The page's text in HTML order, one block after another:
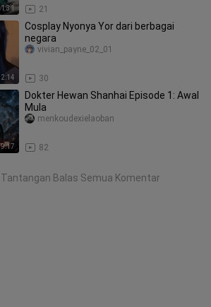
1:31 21
2:14
Cosplay Nyonya Yor dari berbagai
negara
30
vivian_payne_02_01
9:17
Dokter Hewan Shanhai Episode 1: Awal
Mula
82
menkoudexielaoban
Tantangan Balas Semua Komentar